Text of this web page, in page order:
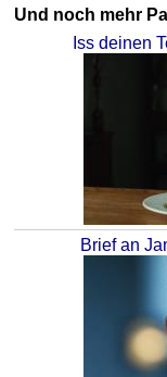
Und noch mehr
Iss deinen
Brief an